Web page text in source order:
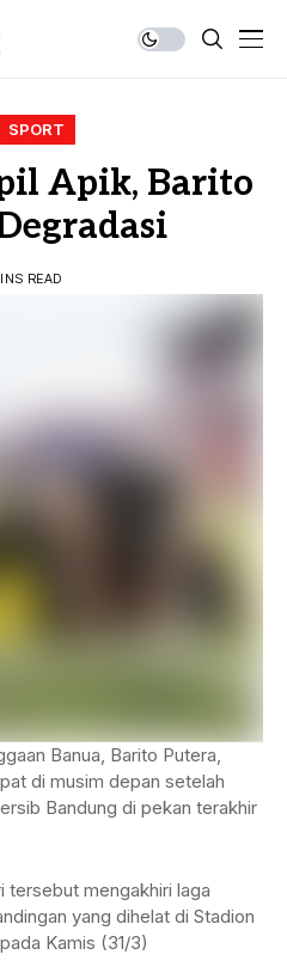
SPORT
Apik, Barito
READ
Banua, Barito Putera,
di musim depan setelah
Bandung di pekan terakhir
tersebut mengakhiri laga
yang dihelat di Stadion
Kamis (31/3)